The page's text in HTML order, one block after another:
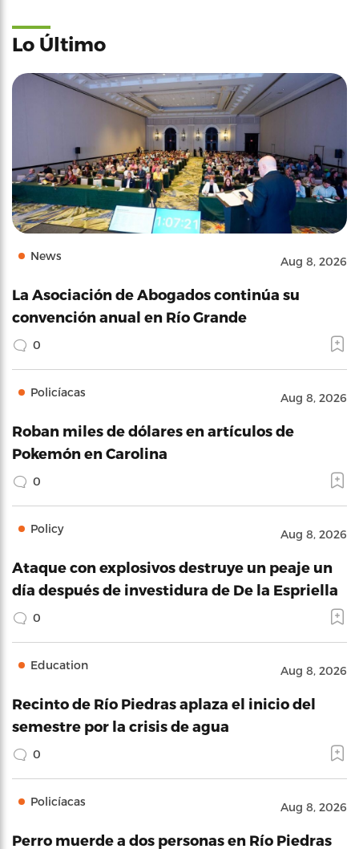
Lo Último
News Aug 8, 2026
La Asociación de Abogados continúa su
convención anual en Río Grande
0
Policíacas Aug 8, 2026
Roban miles de dólares en artículos de
Pokemón en Carolina
0
Policy Aug 8, 2026
Ataque con explosivos destruye un peaje un
día después de investidura de De la Espriella
0
Education Aug 8, 2026
Recinto de Río Piedras aplaza el inicio del
semestre por la crisis de agua
0
Policíacas Aug 8, 2026
Perro muerde a dos personas en Río Piedras